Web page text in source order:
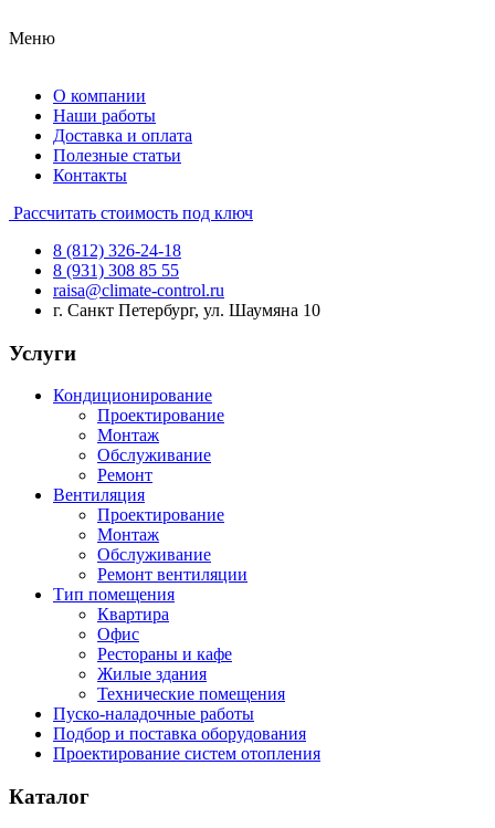
Меню
О компании
Наши работы
Доставка и оплата
Полезные статьи
Контакты
Рассчитать стоимость под ключ
8 (812) 326-24-18
8 (931) 308 85 55
raisa@climate-control.ru
г. Санкт Петербург, ул. Шаумяна 10
Услуги
Кондиционирование
Проектирование
Монтаж
Обслуживание
Ремонт
Вентиляция
Проектирование
Монтаж
Обслуживание
Ремонт вентиляции
Тип помещения
Квартира
Офис
Рестораны и кафе
Жилые здания
Технические помещения
Пуско-наладочные работы
Подбор и поставка оборудования
Проектирование систем отопления
Каталог